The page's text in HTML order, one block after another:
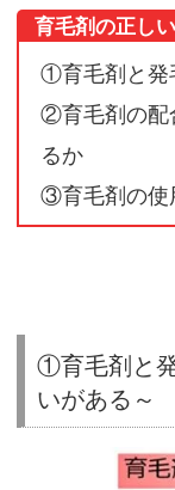
ア
で
購
入
す
る
方
①
育毛剤の正し
①育毛剤と発
②育毛剤の配
るか
③育毛剤の使
①育毛剤と
いがある～